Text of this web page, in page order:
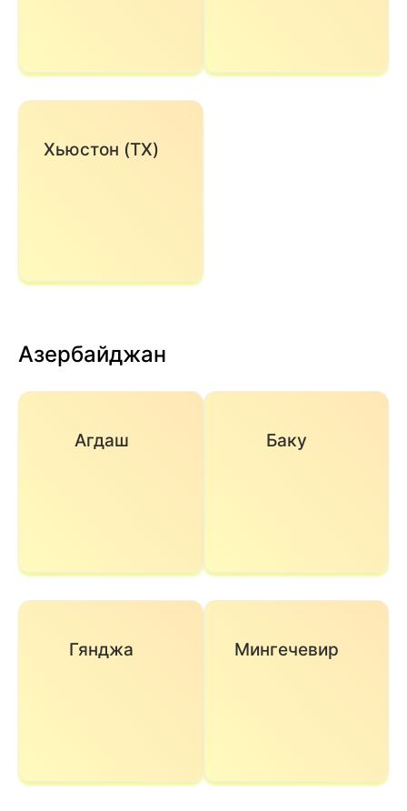
Хьюстон (TX)
Азербайджан
Агдаш Баку
Гянджа Мингечевир